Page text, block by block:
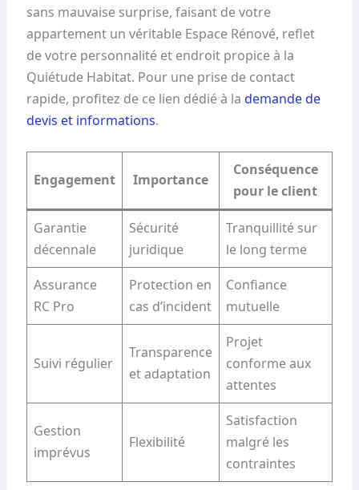
sans mauvaise surprise, faisant de votre
appartement un véritable Espace Rénové, reflet
de votre personnalité et endroit propice à la
Quiétude Habitat. Pour une prise de contact
rapide, profitez de ce lien dédié à la demande de
devis et informations.
Engagement Importance
Conséquence
pour le client
Garantie
décennale
Sécurité
juridique
Tranquillité sur
le long terme
Assurance
RC Pro
Protection en
cas d’incident
Confiance
mutuelle
Suivi régulier
Transparence
et adaptation
Projet
conforme aux
attentes
Gestion
imprévus
Flexibilité
Satisfaction
malgré les
contraintes